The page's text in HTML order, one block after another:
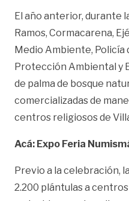
El año anterior, durante
Ramos, Cormacarena,
Medio Ambiente, Policía
Protección Ambiental y
de palma de bosque
comercializadas de
centros religiosos de
Acá: Expo Feria
Previo a la celebración,
2.200 plántulas a